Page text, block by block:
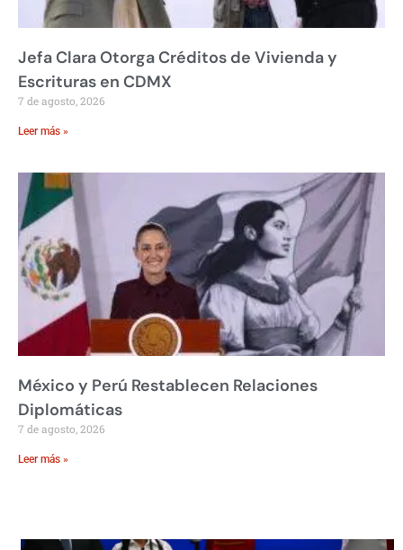
Jefa Clara Otorga Créditos de Vivienda y
Escrituras en CDMX
7 de agosto, 2026
Leer más »
México y Perú Restablecen Relaciones
Diplomáticas
7 de agosto, 2026
Leer más »